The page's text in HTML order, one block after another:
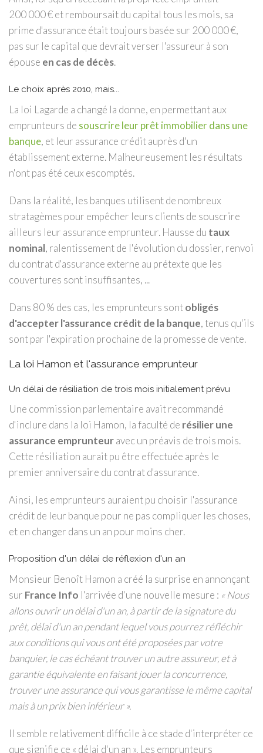
200 000 € et remboursait du capital tous les mois, sa
prime d'assurance était toujours basée sur 200 000 €,
pas sur le capital que devrait verser l'assureur à son
épouse en cas de décès.
Le choix après 2010, mais...
La loi Lagarde a changé la donne, en permettant aux
emprunteurs de souscrire leur prêt immobilier dans une
banque, et leur assurance crédit auprès d'un
établissement externe. Malheureusement les résultats
n'ont pas été ceux escomptés.
Dans la réalité, les banques utilisent de nombreux
stratagèmes pour empêcher leurs clients de souscrire
ailleurs leur assurance emprunteur. Hausse du taux
nominal, ralentissement de l'évolution du dossier, renvoi
du contrat d'assurance externe au prétexte que les
couvertures sont insuffisantes, ...
Dans 80 % des cas, les emprunteurs sontobligés
d'accepter l'assurance crédit de la banque, tenus qu'ils
sont par l'expiration prochaine de la promesse de vente.
La loi Hamon et l'assurance emprunteur
Un délai de résiliation de trois mois initialement prévu
Une commission parlementaire avait recommandé
d'inclure dans la loi Hamon, la faculté de résilier une
assurance emprunteuravec un préavis de trois mois.
Cette résiliation aurait pu être effectuée après le
premier anniversaire du contrat d'assurance.
Ainsi, les emprunteurs auraient pu choisir l'assurance
crédit de leur banque pour ne pas compliquer les choses,
et en changer dans un an pour moins cher.
Proposition d'un délai de réflexion d'un an
Monsieur Benoît Hamon a créé la surprise en annonçant
sur France Info l'arrivée d'une nouvelle mesure : « Nous
allons ouvrir un délai d'un an, à partir de la signature du
prêt, délai d'un an pendant lequel vous pourrez réfléchir
aux conditions qui vous ont été proposées par votre
banquier, le cas échéant trouver un autre assureur, et à
garantie équivalente en faisant jouer la concurrence,
trouver une assurance qui vous garantisse le même capital
mais à un prix bien inférieur ».
Il semble relativement difficile à ce stade d'interpréter ce
que signifie ce « délai d'un an ». Les emprunteurs